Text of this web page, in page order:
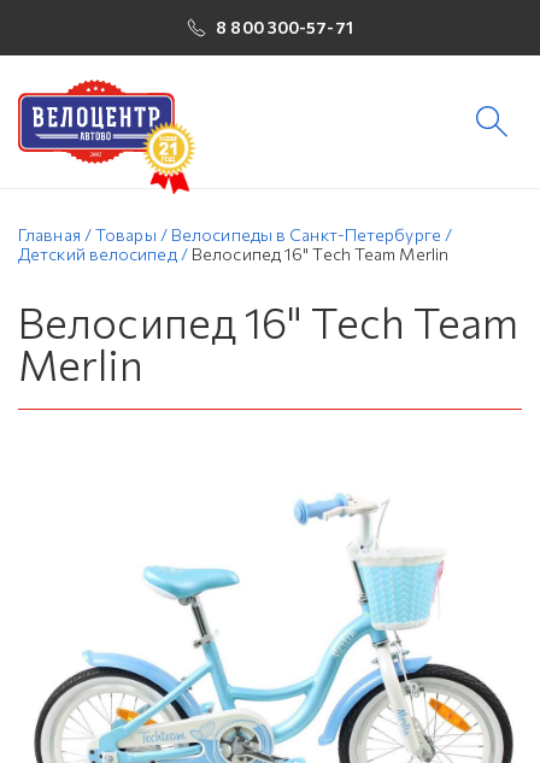
8 800 300-57-71
Главная /Товары / Велосипеды в Санкт-Петербурге /
Детский велосипед / Велосипед 16" Tech Team Merlin
Велосипед 16" Tech Team
Merlin